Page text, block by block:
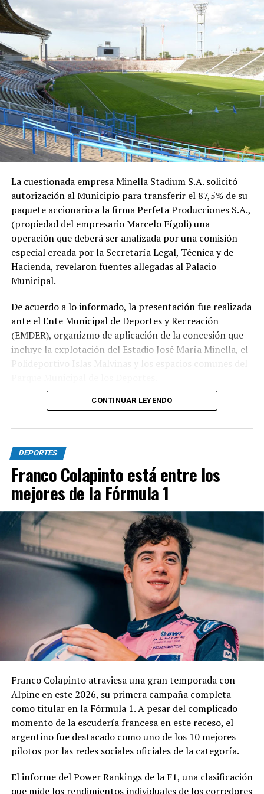
La cuestionada empresa Minella Stadium S.A. solicitó
autorización al Municipio para transferir el 87,5% de su
paquete accionario a la firma Perfeta Producciones S.A.,
(propiedad del empresario Marcelo Fígoli) una
operación que deberá ser analizada por una comisión
especial creada por la Secretaría Legal, Técnica y de
Hacienda, revelaron fuentes allegadas al Palacio
Municipal.
De acuerdo a lo informado, la presentación fue realizada
ante el Ente Municipal de Deportes y Recreación
(EMDER), organizmo de aplicación de la concesión que
incluye la explotación del Estadio José María Minella, el
Polideportivo Islas Malvinas y los espacios comunes del
A tal efecto, el secretario Legal, Técnico y de
Comisión ad hoc que tendrá la responsabilidad de
analizar la documentación presentada por la
concesionaria y determinar si la operación se ajusta a las
exigencias previstas en el contrato y en la normativa
vigente.
El cuerpo estará integrado por representantes del
EMDER, la Dirección General Legal y Técnica, la
Contaduría General y la Dirección General de
Contrataciones, áreas que deberán elaborar un informe
técnico, jurídico y contable antes de que la
administración municipal adopte una definición sobre el
En los fundamentos de la resolución se señala que la
complejidad y trascendencia de la solicitud hacen
necesario un estudio integral de la documentación
modificación vinculada a la composición societaria de la
empresa que obtuvo la concesión.
La novedad se conoce mientras la concesión del Minella
continúa envuelta en una delicadísima situación
jurídica. El proceso mediante el cual Minella Stadium
busca determinar si existieron irregularidades en la
CONTINUAR LEYENDO
DEPORTES
Franco Colapinto está entre los
mejores de la Fórmula 1
Franco Colapinto atraviesa una gran temporada con
Alpine en este 2026, su primera campaña completa
como titular en la Fórmula 1. A pesar del complicado
momento de la escudería francesa en este receso, el
argentino fue destacado como uno de los 10 mejores
pilotos por las redes sociales oficiales de la categoría.
El informe del Power Rankings de la F1, una clasificación
que mide los rendimientos individuales de los corredores